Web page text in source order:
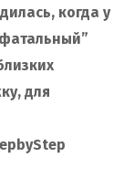
когда у
для